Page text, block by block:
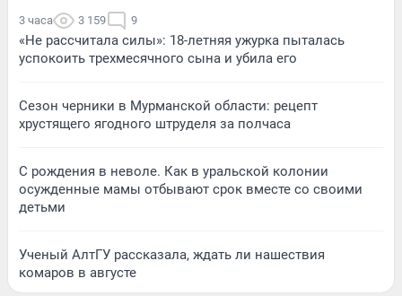
3 часа 3 159 9
«Не рассчитала силы»: 18-летняя ужурка пыталась
успокоить трехмесячного сына и убила его
Сезон черники в Мурманской области: рецепт
хрустящего ягодного штруделя за полчаса
С рождения в неволе. Как в уральской колонии
осужденные мамы отбывают срок вместе со своими
детьми
Ученый АлтГУ рассказала, ждать ли нашествия
комаров в августе